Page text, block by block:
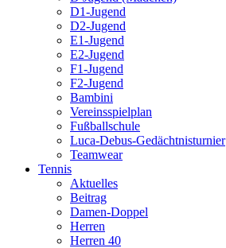
D1-Jugend
D2-Jugend
E1-Jugend
E2-Jugend
F1-Jugend
F2-Jugend
Bambini
Vereinsspielplan
Fußballschule
Luca-Debus-Gedächtnisturnier
Teamwear
Tennis
Aktuelles
Beitrag
Damen-Doppel
Herren
Herren 40